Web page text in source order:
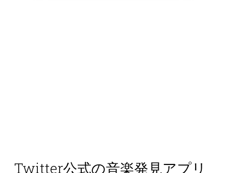
Twitter公式の音楽発見アプリ